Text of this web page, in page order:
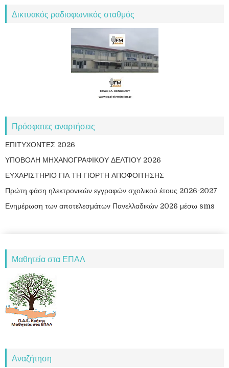
Δικτυακός ραδιοφωνικός σταθμός
Πρόσφατες αναρτήσεις
ΕΠΙΤΥΧΟΝΤΕΣ 2026
ΥΠΟΒΟΛΗ ΜΗΧΑΝΟΓΡΑΦΙΚΟΥ ΔΕΛΤΙΟΥ 2026
ΕΥΧΑΡΙΣΤΗΡΙΟ ΓΙΑ ΤΗ ΓΙΟΡΤΗ ΑΠΟΦΟΙΤΗΣΗΣ
Πρώτη φάση ηλεκτρονικών εγγραφών σχολικού έτους 2026-2027
Ενημέρωση των αποτελεσμάτων Πανελλαδικών 2026 μέσω sms
Μαθητεία στα ΕΠΑΛ
Αναζήτηση